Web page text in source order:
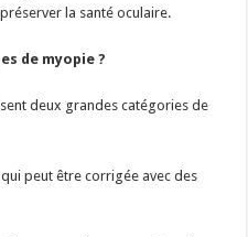
la santé oculaire.
de myopie ?
deux grandes catégories de
peut être corrigée avec des